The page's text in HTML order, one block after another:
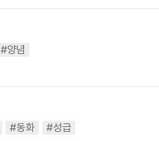
#양념
#동화 #성급